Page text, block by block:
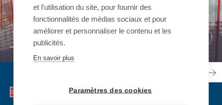
01
02
03
et l'utilisation du site, pour fournir des
fonctionnalités de médias sociaux et pour
améliorer et personnaliser le contenu et les
publicités.
En savoir plus
Paramètres des cookies